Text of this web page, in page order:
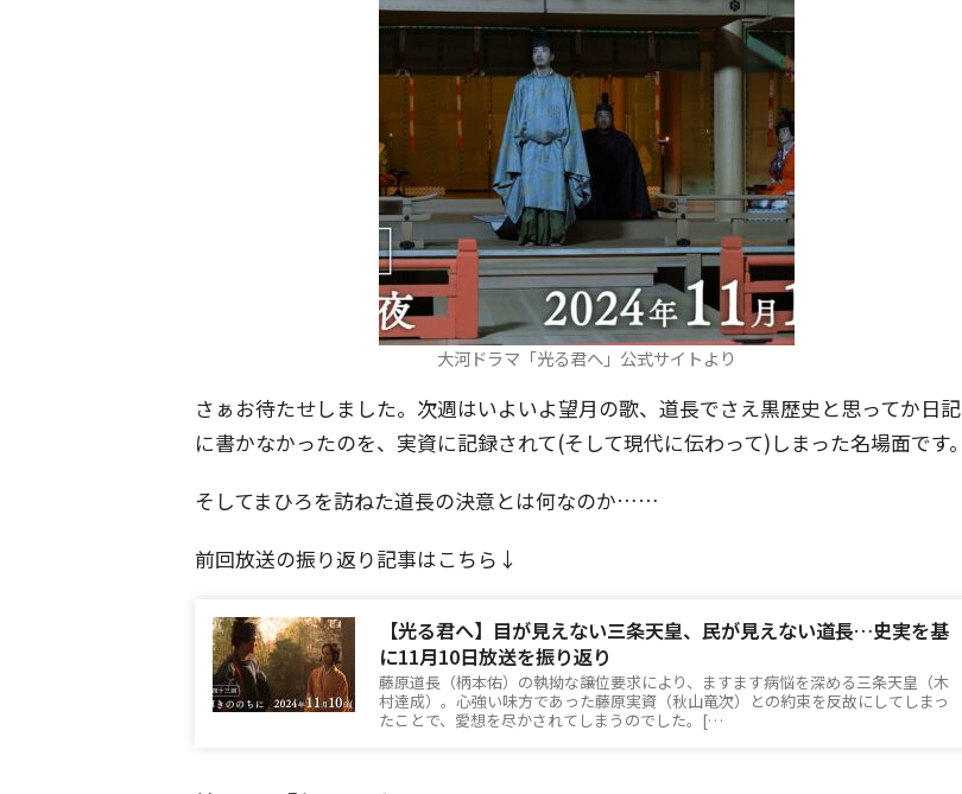
大河ドラマ「光る君へ」公式サイトより
さぁお待たせしました。次週はいよいよ望月の歌、道長でさえ黒歴史と思ってか日記
に書かなかったのを、実資に記録されて(そして現代に伝わって)しまった名場面です。
そしてまひろを訪ねた道長の決意とは何なのか……
前回放送の振り返り記事はこちら↓
【光る君へ】目が見えない三条天皇、民が見えない道長…史実を基
に11月10日放送を振り返り
藤原道長（柄本佑）の執拗な譲位要求により、ますます病悩を深める三条天皇（木
村達成）。心強い味方であった藤原実資（秋山竜次）との約束を反故にしてしまっ
たことで、愛想を尽かされてしまうのでした。[…